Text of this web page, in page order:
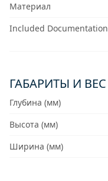
Материал
Included Documentation
ГАБАРИТЫ И ВЕС
Глубина (мм)
Высота (мм)
Ширина (мм)